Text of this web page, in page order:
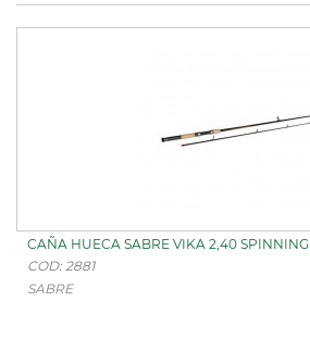
CAÑA HUECA SABRE VIKA 2,40 SPINNING
COD: 2881
SABRE